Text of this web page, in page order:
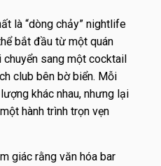
là “dòng chảy” nightlife
bắt đầu từ một quán
sang một cocktail
club bên bờ biển. Mỗi
khác nhau, nhưng lại
hành trình trọn vẹn
giác rằng văn hóa bar